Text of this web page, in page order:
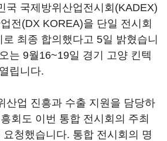
국 국제방위산업전시회(KADEX)
전(DX KOREA)을 단일 전시회
최종 합의했다고 5일 밝혔습니
는 9월16~19일 경기 고양 킨텍
립니다.
산업 진흥과 수출 지원을 담당하
회도 이번 통합 전시회의 주최
청했습니다. 통합 전시회의 명